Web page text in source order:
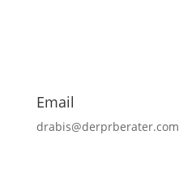
Email
drabis@derprberater.com